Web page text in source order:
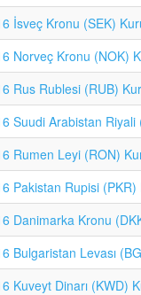
İsveç Kronu (SEK)
Norveç Kronu (NOK)
Rus Rublesi (RUB)
Suudi Arabistan
Rumen Leyi (RON)
Pakistan Rupisi
Danimarka Kronu
Bulgaristan Levası
Kuveyt Dinarı (KWD)